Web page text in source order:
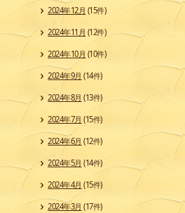
2024年12月 (15件)
2024年11月 (12件)
2024年10月 (10件)
2024年9月 (14件)
2024年8月 (13件)
2024年7月 (15件)
2024年6月 (12件)
2024年5月 (14件)
2024年4月 (15件)
2024年3月 (17件)